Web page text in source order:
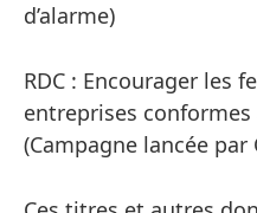
d’alarme)
RDC : Encourager les
entreprises
(Campagne lancée par